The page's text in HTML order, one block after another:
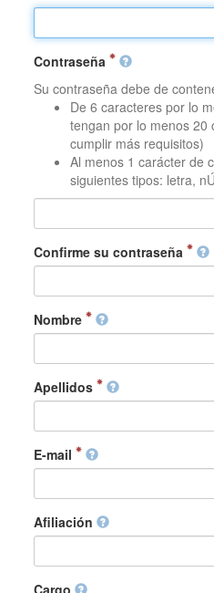
Contraseña
Su contraseña debe de
De 6 caracteres por lo
tengan por lo menos 20
cumplir más requisitos)
Al menos 1 carácter de
siguientes tipos: letra,
Confirme su contraseña
Nombre
Apellidos
E-mail
Afiliación
Cargo